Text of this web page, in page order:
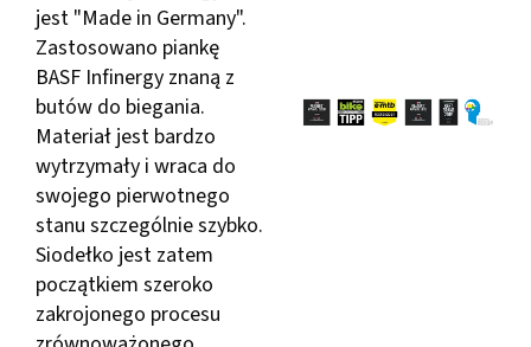
jest "Made in Germany".
Zastosowano piankę
BASF Infinergy znaną z
butów do biegania.
Materiał jest bardzo
wytrzymały i wraca do
swojego pierwotnego
stanu szczególnie szybko.
Siodełko jest zatem
początkiem szeroko
zakrojonego procesu